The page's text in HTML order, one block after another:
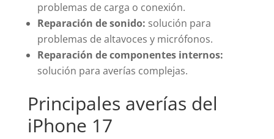
problemas de carga o conexión.
Reparación de sonido: solución para
problemas de altavoces y micrófonos.
Reparación de componentes internos:
solución para averías complejas.
Principales averías del
iPhone 17